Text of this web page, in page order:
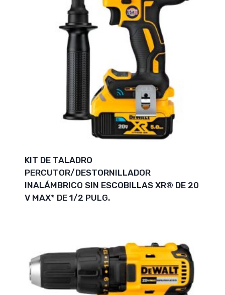
KIT DE TALADRO
PERCUTOR/DESTORNILLADOR
INALÁMBRICO SIN ESCOBILLAS XR® DE 20
V MAX* DE 1/2 PULG.